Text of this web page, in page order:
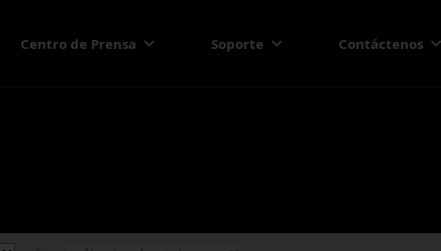
Centro de Prensa Soporte Contáctenos